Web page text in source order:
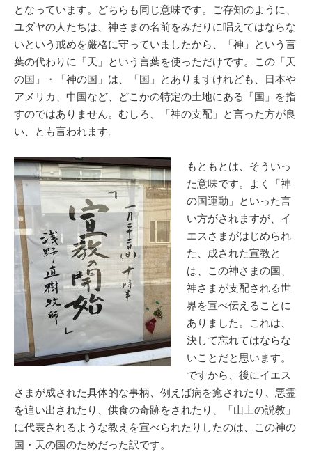
となっています。どちらも同じ意味です。ご存知のように、
ユダヤの人たちは、神さまの名前をみだりに唱えてはならな
いという戒めを厳格に守っていましたから、「神」という言
葉の代わりに「天」という言葉を使っただけです。この「天
の国」・「神の国」は、「国」とありますけれども、日本や
アメリカ、中国など、どこかの特定の土地にある「国」を指
すのではありません。むしろ、「神の支配」と言った方が良
い、とも言われます。
もともとは、そういっ
た意味です。よく「神
の国運動」といった言
い方がされますが、イ
エスさまがはじめられ
た、成された宣教と
は、この神さまの国、
神さまが支配される世
界を宣べ伝えることに
ありました。これは、
決して忘れてはならな
いことだと思います。
ですから、後にイエス
さまが成された具体的な事柄、例えば病を癒されたり、悪霊
を追い出されたり、供食の奇跡をされたり、「山上の説教」
に代表されるような教えを宣べられたりしたのは、この神の
国・天の国のためだった訳です。